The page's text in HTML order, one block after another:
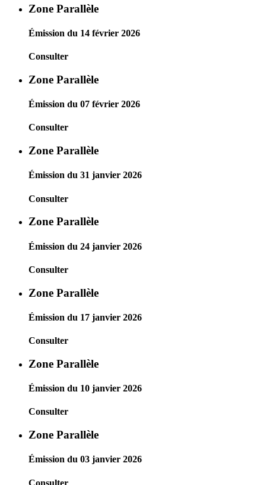
Zone Parallèle
Émission du 14 février 2026
Consulter
Zone Parallèle
Émission du 07 février 2026
Consulter
Zone Parallèle
Émission du 31 janvier 2026
Consulter
Zone Parallèle
Émission du 24 janvier 2026
Consulter
Zone Parallèle
Émission du 17 janvier 2026
Consulter
Zone Parallèle
Émission du 10 janvier 2026
Consulter
Zone Parallèle
Émission du 03 janvier 2026
Consulter